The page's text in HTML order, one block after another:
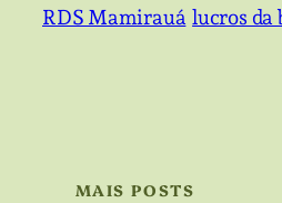
RDS Mamirauá lucros da
MAIS POSTS